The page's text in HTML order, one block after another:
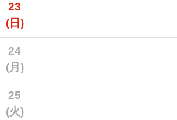
23
(日)
24
(月)
25
(火)